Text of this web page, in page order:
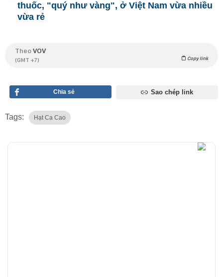
thuốc, "quý như vàng", ở Việt Nam vừa nhiều
vừa rẻ
TheoVOV
(GMT +7) Copy link
Chia sẻ Sao chép link
Tags: Hạt Ca Cao